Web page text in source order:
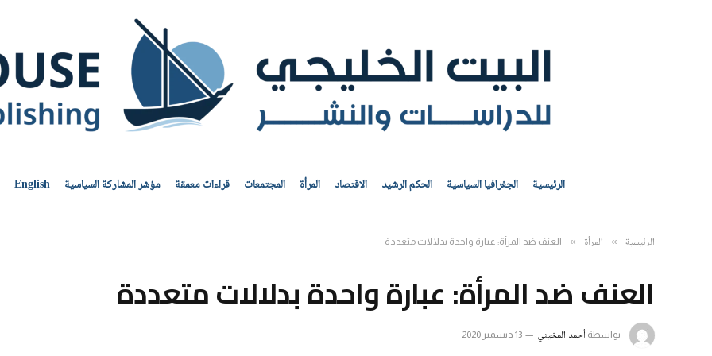
الرئيسية الجغرافيا السياسية الحكم الرشيد الاقتصاد المرأة المجتمعات قراءات معمقة مؤشر المشاركة السياسية English
الرئيسية » المرأة » العنف ضد المرأة: عبارة واحدة بدلالات متعددة
العنف ضد المرأة: عبارة واحدة بدلالات متعددة
بواسطة أحمد المخيني 13 ديسمبر 2020